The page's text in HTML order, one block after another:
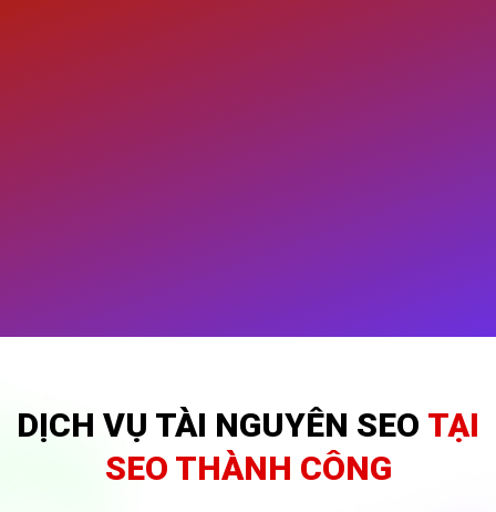
DỊCH VỤ TÀI NGUYÊN SEO TẠI
SEO THÀNH CÔNG